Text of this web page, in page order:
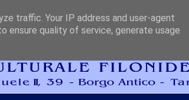
traffic. Your IP address and user-agent
ensure quality of service, generate usage